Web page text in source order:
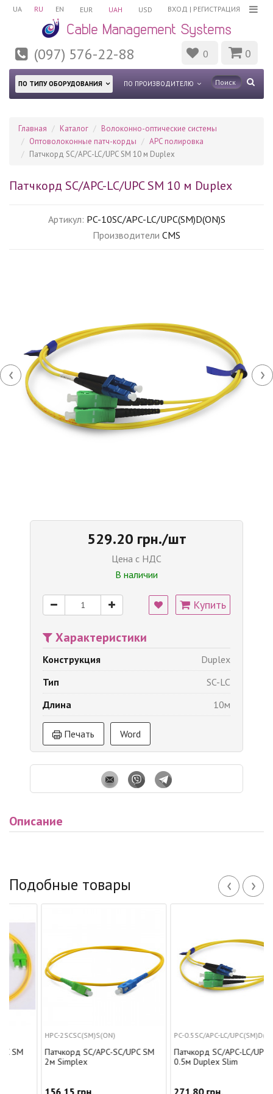
UA RU EN ВХОД | РЕГИСТРАЦИЯ
EUR UAH USD
(097) 576-22-88 0 0
ПО ТИПУ ОБОРУДОВАНИЯ ПО ПРОИЗВОДИТЕЛЮ
Главная Каталог
Волоконно-оптические системы
Оптоволоконные патч-корды
APC полировка
Патчкорд SC/APC-LC/UPC SM 10 м Duplex
Патчкорд SC/APC-LC/UPC SM 10 м Duplex
Артикул: PC-10SC/APC-LC/UPC(SM)D(ON)S
Производители CMS
‹ ›
529.20 грн./шт
Цена с НДС
В наличии
Купить
Характеристики
Конструкция
Duplex
Тип
SC-LC
Длина
10м
Печать Word
Описание
Подобные товары ‹ ›
HPC-2SCSC(SM)S(ON)
Патчкорд SC/APC-SC/UPC SM
2м Simplex
156.15 грн.
PC-0.5SC/APC-LC/UPC(SM)D(ON)S
Патчкорд SC/APC-LC/UPC SM
0.5м Duplex Slim
271.80 грн.